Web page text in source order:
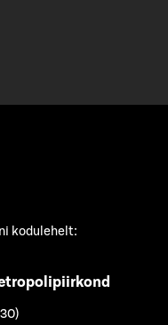
kodulehelt: